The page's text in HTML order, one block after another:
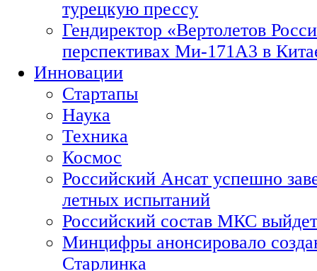
турецкую прессу
Гендиректор «Вертолетов
перспективах Ми-171А3 в
Инновации
Стартапы
Наука
Техника
Космос
Российский Ансат успешно
летных испытаний
Российский состав МКС
Минцифры анонсировало
Старлинка